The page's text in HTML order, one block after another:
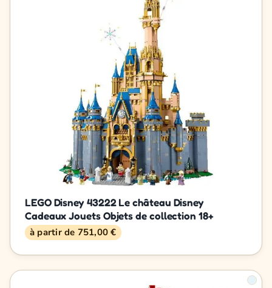
LEGO Disney 43222 Le château Disney
Cadeaux Jouets Objets de collection 18+
à partir de 751,00 €